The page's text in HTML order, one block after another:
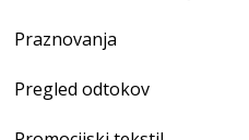
Praznovanja
Pregled odtokov